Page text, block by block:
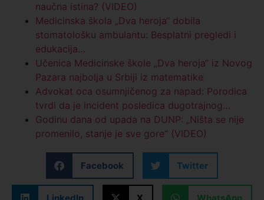
naučna istina? (VIDEO)
Medicinska škola „Dva heroja“ dobila
stomatološku ambulantu: Besplatni pregledi i
edukacija…
Učenica Medicinske škole „Dva heroja“ iz Novog
Pazara najbolja u Srbiji iz matematike
Advokat oca osumnjičenog za napad: Porodica
tvrdi da je incident posledica dugotrajnog…
Godinu dana od upada na DUNP: „Ništa se nije
promenilo, stanje je sve gore“ (VIDEO)
Facebook Twitter